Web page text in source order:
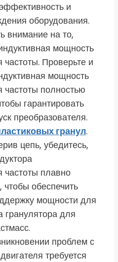
и
оборудования.
внимание на то,
мощность
частоты. Проверьте и
мощность
частоты полностью
гарантировать
преобразователя.
гранул.
цепь, убедитесь,
частоты плавно
обеспечить
мощности для
гранулятора для
проблем с
требуется